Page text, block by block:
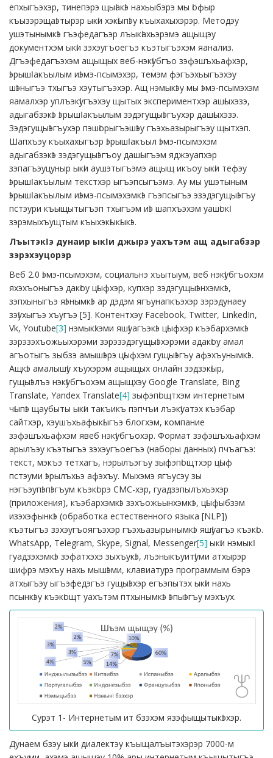
епхыгъэхэр, тинепэрэ щыӏакӏэ нахьыбэрэ мы ӏофыр
къызэрэщаӏэтырэр ыкӏи хэкӏыпӏэу къыхахыхэрэр. Методэу
ушэтынымкӏэ гъэфедагъэр лъыкӏахьэрэмэ ащыщэу
документхэм ыкӏи зэхэугъоегъэ къэтыгъэхэм яанализ.
Дгъэфедагъэхэм ащыщых веб-нэкӏубгъо зэфэшъхьафхэр,
ӏэрышӏ акъылым иӏэмэ-псымэхэр, темэм фэгъэхьыгъэхэу
шӏэныгъэ тхыгъэ хэутыгъэхэр. Ащ нэмыкӏэу мы ӏэмэ-псымэхэм
яамалхэр уплъэкӏугъэхэу щытых экспериментхэр ашӏыхэзэ,
адыгабзэкӏэ ӏэрышӏ акъылым зэдэгущыӏэгъухэр дашӏыхэзэ.
Зэдэгущыӏэгъухэр пэшӏорыгъэшӏэу гъэхьазырыгъэу щытхэп.
Шапхъэу къыхахыгъэр ӏэрышӏ акъыл ӏэмэ-псымэхэм
адыгабзэкӏэ зэдэгущыӏэгъоу дашӏыгъэм яджэуапхэр
зэпагъэуцуныр ыкӏи аушэтыгъэмэ ащыщ икъоу ыкӏи тефэу
ӏэрышӏ акъылым текстхэр ыгъэпсыгъэмэ. Ау мы ушэтыным
ӏэрышӏ акъылым иӏэмэ-псымэхэмкӏэ гъэпсыгъэ эзэдэгущыӏэгъу
пстэури къыщытыгъэп тхыгъэм иӏэ шапхъэхэм уашӏокӏ
зэрэмыхъущтым къыхэкӏыкӏыкӏэ.
Лъытэкӏэ дунаир ыкӏи джырэ уахътэм ащ адыгабзэр
зэрэхэуцорэр
Веб 2.0 ӏэмэ-псымэхэм, социальнэ хъытыум, веб нэкӏубгъохэм
яхэхъоныгъэ дакӏоу цӏыфхэр, купхэр зэдэгущыӏэнхэмкӏэ,
зэпхыныгъэ яӏэнымкӏэ ар дэдэм ягъунапкъэхэр зэрэдунаеу
зэӏухыгъэ хъугъэ [5]. Контентхэу Facebook, Twitter, LinkedIn,
Vk, Youtube[3] нэмыкӏхэми яшӏуагъэкӏэ цӏыфхэр къэбархэмкӏэ
зэрэзэхъожьыхэрэми зэрэзэдэгущыӏэхэрэми адакӏоу амал
агъотыгъ зыбзэ амышӏэрэ цӏыфхэм гущыӏэгъу афэхъунымкӏэ.
Ащкӏэ амалышӏу хъухэрэм ащыщых онлайн зэдзэкӏыр,
гущыӏэлъэ нэкӏубгъохэм ащыщхэу Google Translate, Bing
Translate, Yandex Translate[4] зыфэпӏощтхэм интернетым
чӏыпӏэ щаубыты ыкӏи такъикъ пэпчъи лъэкӏуатэх къэбар
сайтхэр, хэушъхьафыкӏыгъэ блогхэм, компание
зэфэшъхьафхэм явеб нэкӏубгъохэр. Формат зэфэшъхьафхэм
арылъэу къэтыгъэ зэхэугъоегъэ (наборы данных) пчъагъэ:
текст, мэкъэ тетхагъ, нэрылъэгъу зыфэпӏощтхэр цӏыф
пстэуми ӏэрылъхьэ афэхъу. Мыхэмэ ягъусэу зы
нэгъэупӏэпӏэгъум къэкӏорэ СМС-хэр, гуадзэпылъхьэхэр
(приложения), къэбархэмкӏэ зэхъожьынхэмкӏэ, цӏыфыбзэм
изэхэфынкӏэ (обработка естественного языка [NLP])
къэтыгъэ зэхэугъоягъэхэр гъэхьазырынымкӏэ яшӏуагъэ къэкӏо.
WhatsApp, Telegram, Skype, Signal, Messenger[5] ыкӏи нэмыкӏ
гуадзэхэмкӏэ зэфатхэхэ зыхъукӏэ, лъэныкъуитӏуми атхырэр
шифрэ мэхъу нахь мышӏэми, клавиатурэ программым бэрэ
атхыгъэу ыгъэфедэгъэ гущыӏэхэр егъэпытэх ыкӏи нахь
псынкӏэу къэкӏощт уахътэм птхынымкӏэ ӏэпыӏэгъу мэхъух.
Сурэт 1- Интернетым ит бзэхэм язэфыщытыкӏэхэр.
Дунаем бзэу ыкӏи диалектэу къыщалъытэхэрэр 7000-м